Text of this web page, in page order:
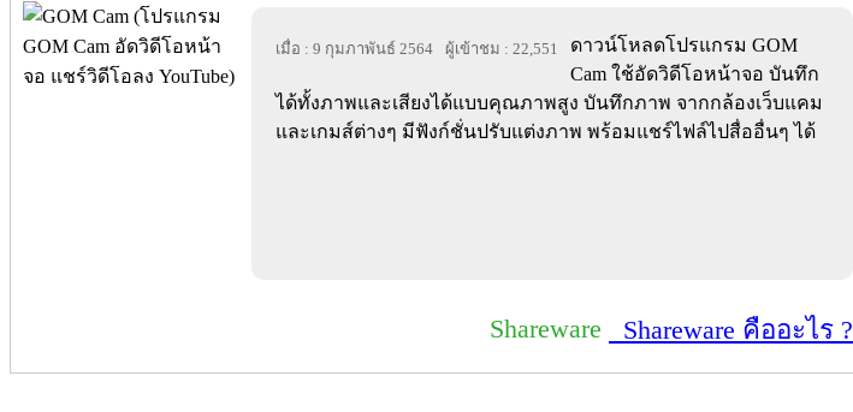
เมื่อ : 9 กุมภาพันธ์ 2564 ผู้เข้าชม : 22,551
ดาวน์โหลดโปรแกรม GOM
Cam ใช้อัดวิดีโอหน้าจอ บันทึก
ได้ทั้งภาพและเสียงได้แบบคุณภาพสูง บันทึกภาพ จากกล้องเว็บแคม
และเกมส์ต่างๆ มีฟังก์ชั่นปรับแต่งภาพ พร้อมแชร์ไฟล์ไปสื่ออื่นๆ ได้
Shareware Shareware คืออะไร ?